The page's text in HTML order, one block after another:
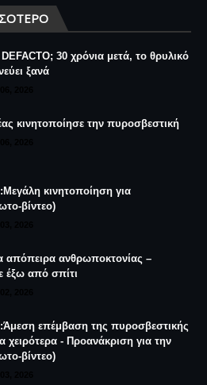
30 χρόνια μετά, το θρυλικό
ξανά
κινητοποίησε την πυροσβεστική
κινητοποίηση για
βίντεο)
απόπειρα ανθρωποκτονίας –
έξω από σπίτι
:Άμεση επέμβαση της πυροσβεστικής
χειρότερα - Προανάκριση για την
βίντεο)